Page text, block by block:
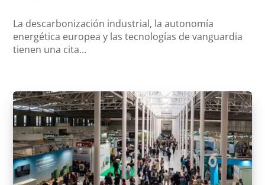
La descarbonización industrial, la autonomía
energética europea y las tecnologías de vanguardia
tienen una cita...